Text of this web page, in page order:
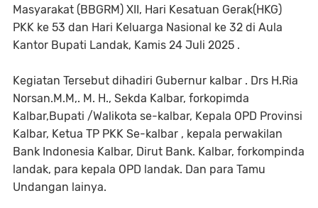
Masyarakat (BBGRM) XII, Hari Kesatuan Gerak(HKG)
PKK ke 53 dan Hari Keluarga Nasional ke 32 di Aula
Kantor Bupati Landak, Kamis 24 Juli 2025 .
Kegiatan Tersebut dihadiri Gubernur kalbar . Drs H.Ria
Norsan.M.M,. M. H., Sekda Kalbar, forkopimda
Kalbar,Bupati /Walikota se-kalbar, Kepala OPD Provinsi
Kalbar, Ketua TP PKK Se-kalbar , kepala perwakilan
Bank Indonesia Kalbar, Dirut Bank. Kalbar, forkompinda
landak, para kepala OPD landak. Dan para Tamu
Undangan lainya.